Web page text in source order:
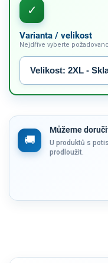
Varianta / velikost
Nejdříve vyberte
Můžeme
U produktů s
prodloužit.